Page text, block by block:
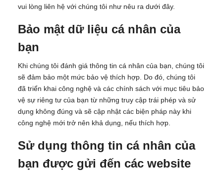
vui lòng liên hệ với chúng tôi như nêu ra dưới đây.
Bảo mật dữ liệu cá nhân của
bạn
Khi chúng tôi đánh giá thông tin cá nhân của bạn, chúng tôi
sẽ đảm bảo một mức bảo vệ thích hợp. Do đó, chúng tôi
đã triển khai công nghệ và các chính sách với mục tiêu bảo
vệ sự riêng tư của bạn từ những truy cập trái phép và sử
dụng không đúng và sẽ cập nhật các biện pháp này khi
công nghệ mới trở nên khả dụng, nếu thích hợp.
Sử dụng thông tin cá nhân của
bạn được gửi đến các website